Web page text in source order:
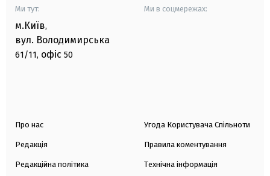
Ми тут:
м.Київ,
вул. Володимирська
61/11, офіс 50
Ми в соцмережах:
Про нас
Редакція
Редакційна політика
Угода Користувача Спільноти
Правила коментування
Технічна інформація